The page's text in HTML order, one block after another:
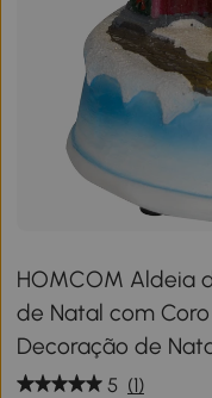
HOMCOM Aldeia
de Natal com
Decoração de
5 (1)